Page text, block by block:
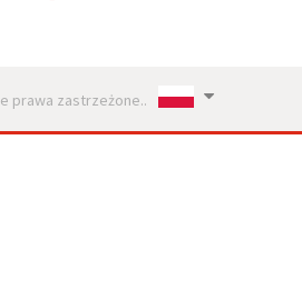
prawa zastrzeżone..